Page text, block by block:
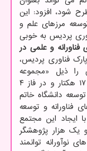
شود، افزود: این
مرزهای علم و
پردیس به خوبی
و علمی در
فناوری پردیس،
را ذیل «مجموعه
آموزشی و فناوری خاتم» در زمینی به مساحت ۱۷ هکتار و در فاز ۴
دانشگاه خاتم
فناورانه و توسعه
ایجاد این مجتمع
۱۰ هزار دانشجو و یک هزار پژوهشگر
نوآورانه توانمند